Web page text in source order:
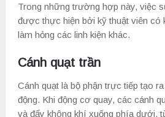
Trong những trường hợp này, việc
được thực hiện bởi kỹ thuật viên có
làm hỏng các linh kiện khác.
Cánh quạt trần
Cánh quạt là bộ phận trực tiếp tạo
động. Khi động cơ quay, các cánh
và đẩy không khí xuống phía dưới,